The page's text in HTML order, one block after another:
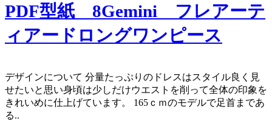
PDF型紙 8Gemini フレアーテ
ィアードロングワンピース
​ デザインについて 分量たっぷりのドレスはスタイル良く見
せたいと思い身頃は少しだけウエストを削って全体の印象を
きれいめに仕上げています。 165ｃｍのモデルで足首まであ
る..